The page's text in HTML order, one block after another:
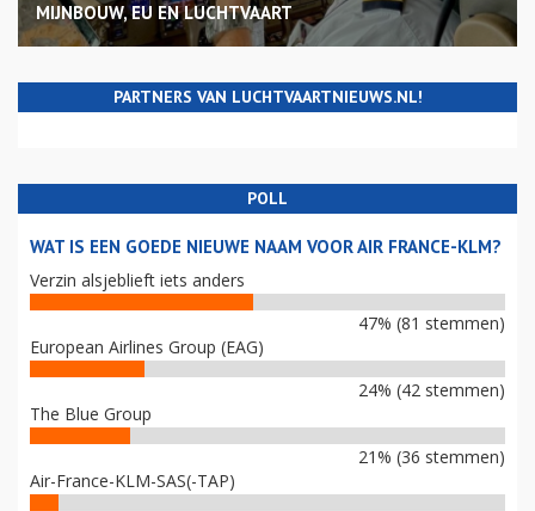
MIJNBOUW, EU EN LUCHTVAART
PARTNERS VAN LUCHTVAARTNIEUWS.NL!
POLL
WAT IS EEN GOEDE NIEUWE NAAM VOOR AIR FRANCE-KLM?
Verzin alsjeblieft iets anders
47% (81 stemmen)
European Airlines Group (EAG)
24% (42 stemmen)
The Blue Group
21% (36 stemmen)
Air-France-KLM-SAS(-TAP)